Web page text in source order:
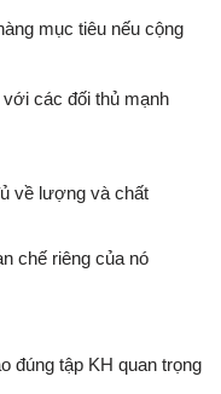
mục tiêu nếu cộng
với các đối thủ mạnh
về lượng và chất
chế riêng của nó
đúng tập KH quan trọng